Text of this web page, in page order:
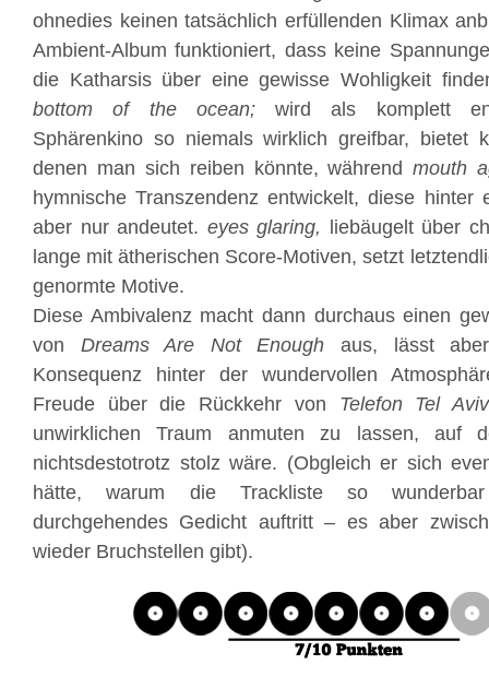
ohnedies keinen tatsächlich erfüllenden Klimax
Ambient-Album funktioniert, dass keine
die Katharsis über eine gewisse Wohligkeit
bottom of the ocean;wird als komplett
Sphärenkino so niemals wirklich greifbar, bietet
denen man sich reiben könnte, währendmouth
hymnische Transzendenz entwickelt, diese hinter
aber nur andeutet. eyes glaring,
liebäugelt über
lange mit ätherischen Score-Motiven, setzt
genormte Motive.
Diese Ambivalenz macht dann durchaus einen
von Dreams Are Not Enough aus, lässt
Konsequenz hinter der wundervollen
Freude über die Rückkehr von Telefon Tel Aviv
unwirklichen Traum anmuten zu lassen, auf
nichtsdestotrotz stolz wäre. (Obgleich er sich
hätte, warum die Trackliste so
durchgehendes Gedicht auftritt – es aber
wieder Bruchstellen gibt).